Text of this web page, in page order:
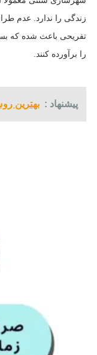
زندگی را ندارد. عدم
تفریحی باعث شده که
را برآورده کنند.
پیشنهاد : بهترین